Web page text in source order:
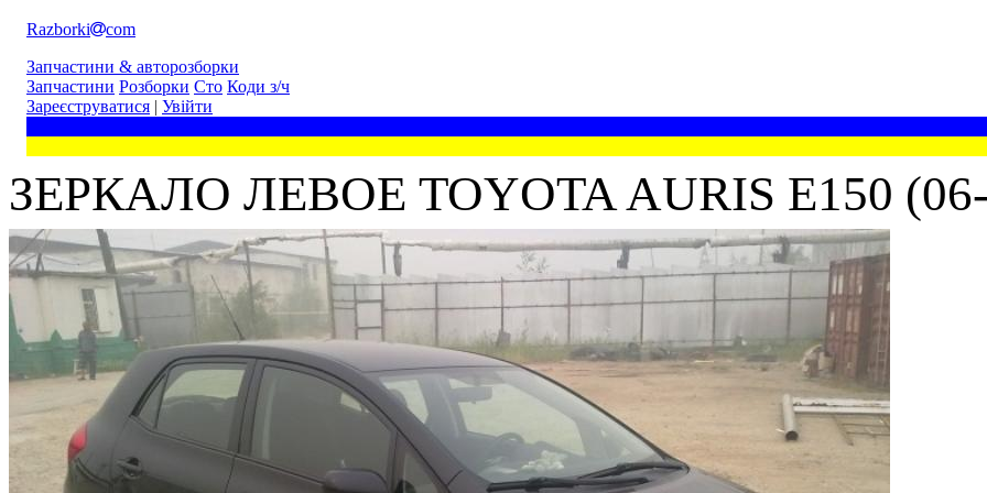
Razborki
com
Запчастини & авторозборки
Запчастини Розборки Сто Коди з/ч
Зареєструватися | Увійти
ЗЕРКАЛО ЛЕВОЕ TOYOTA AURIS E150